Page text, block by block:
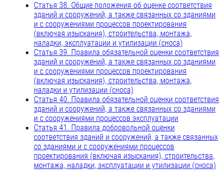
Статья 38. Общие положения об оценке соответствия
зданий и сооружений, а также связанных со зданиями
и с сооружениями процессов проектирования
(включая изыскания), строительства, монтажа,
наладки, эксплуатации и утилизации (сноса)
Статья 39. Правила обязательной оценки соответствия
зданий и сооружений, а также связанных со зданиями
и с сооружениями процессов проектирования
(включая изыскания), строительства, монтажа,
наладки и утилизации (сноса)
Статья 40. Правила обязательной оценки соответствия
зданий и сооружений, а также связанных со зданиями
и с сооружениями процессов эксплуатации
Статья 41. Правила добровольной оценки
соответствия зданий и сооружений, а также связанных
со зданиями и с сооружениями процессов
проектирования (включая изыскания), строительства,
монтажа, наладки, эксплуатации и утилизации (сноса)